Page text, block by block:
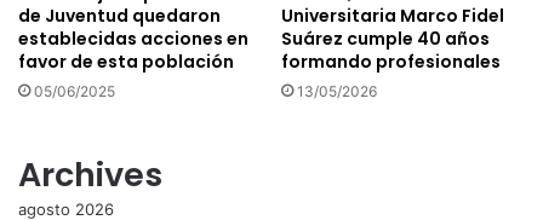
de Juventud quedaron
establecidas acciones en
favor de esta población
05/06/2025
Universitaria Marco Fidel
Suárez cumple 40 años
formando profesionales
13/05/2026
Archives
agosto 2026